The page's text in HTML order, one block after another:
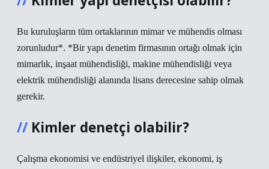
Bu kuruluşların tüm ortaklarının mimar ve mühendis olması
zorunludur*. *Bir yapı denetim firmasının ortağı olmak için
mimarlık, inşaat mühendisliği, makine mühendisliği veya
elektrik mühendisliği alanında lisans derecesine sahip olmak
gerekir.
Kimler denetçi olabilir?
Çalışma ekonomisi ve endüstriyel ilişkiler, ekonomi, iş